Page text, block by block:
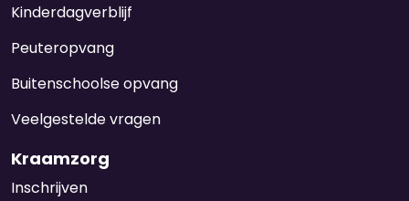
Kinderdagverblijf
Peuteropvang
Buitenschoolse opvang
Veelgestelde vragen
Kraamzorg
Inschrijven